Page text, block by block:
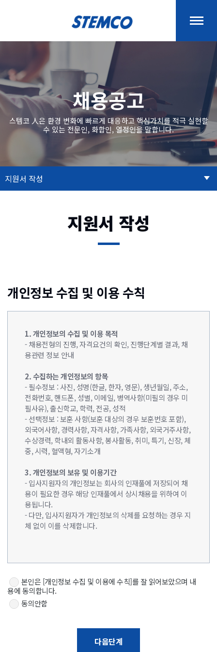
채용공고
스템코 人은 환경 변화에 빠르게 대응하고 핵심가치를 적극 실현할
수 있는 전문인, 화합인, 열정인을 말합니다.
지원서 작성
지원서 작성
개인정보 수집 및 이용 수칙
1. 개인정보의 수집 및 이용 목적
- 채용전형의 진행, 자격요건의 확인, 진행단계별 결과, 채
용관련 정보 안내
2. 수집하는 개인정보의 항목
- 필수정보 : 사진, 성명(한글, 한자, 영문), 생년월일, 주소,
전화번호, 핸드폰, 성별, 이메일, 병역사항(미필의 경우 미
필사유), 출신학교, 학력, 전공, 성적
- 선택정보 : 보훈 사항(보훈 대상의 경우 보훈번호 포함),
외국어사항, 경력사항, 자격사항, 가족사항, 외국거주사항,
수상경력, 학내외 활동사항, 봉사활동, 취미, 특기, 신장, 체
중, 시력, 혈액형, 자기소개
3. 개인정보의 보유 및 이용기간
- 입사지원자의 개인정보는 회사의 인재풀에 저장되어 채
용이 필요한 경우 해당 인재풀에서 상시채용을 위하여 이
용됩니다.
- 다만, 입사지원자가 개인정보의 삭제를 요청하는 경우 지
체 없이 이를 삭제합니다.
본인은 [개인정보 수집 및 이용에 수칙]를 잘 읽어보았으며 내
용에 동의합니다.
동의안함
다음단계